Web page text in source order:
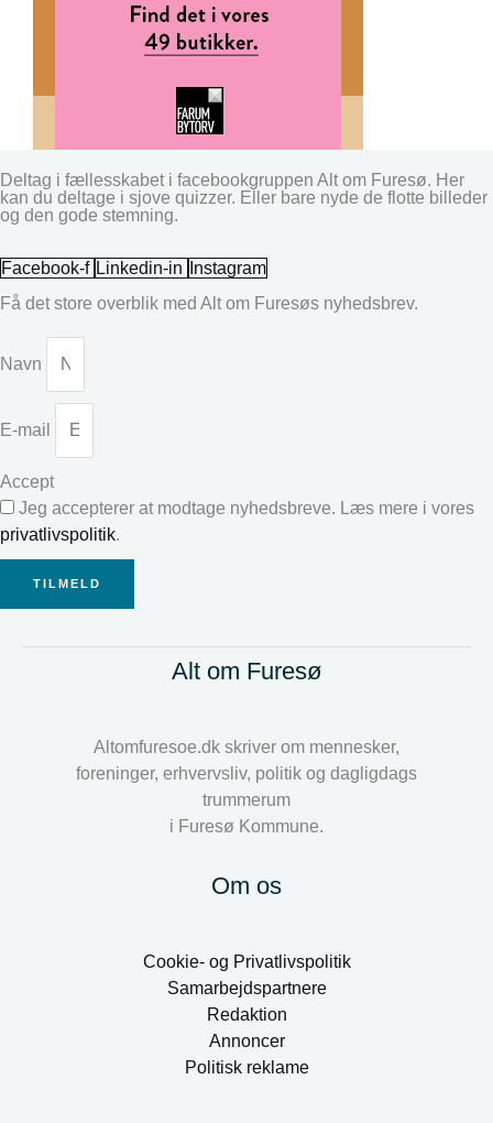
Deltag i fællesskabet i facebookgruppen Alt om Furesø. Her
kan du deltage i sjove quizzer. Eller bare nyde de flotte billeder
og den gode stemning.
Facebook-f Linkedin-in
Instagram
Få det store overblik med Alt om Furesøs nyhedsbrev.
Navn
E-mail
Accept
Jeg accepterer at modtage nyhedsbreve. Læs mere i vores
privatlivspolitik.
TILMELD
Alt om Furesø
Altomfuresoe.dk skriver om mennesker,
foreninger, erhvervsliv, politik og dagligdags
trummerum
i Furesø Kommune.
Om os
Cookie- og Privatlivspolitik
Samarbejdspartnere
Redaktion
Annoncer
Politisk reklame